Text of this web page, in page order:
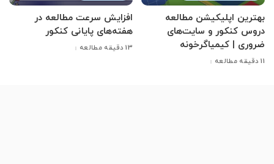
بهترین اپلیکیشن مطالعه
دروس کنکور و سایت‌های
ضروری | کیمیاگرخونه
11 دقیقه مطالعه
افزایش سرعت مطالعه در
هفته‌های پایانی کنکور
13 دقیقه مطالعه